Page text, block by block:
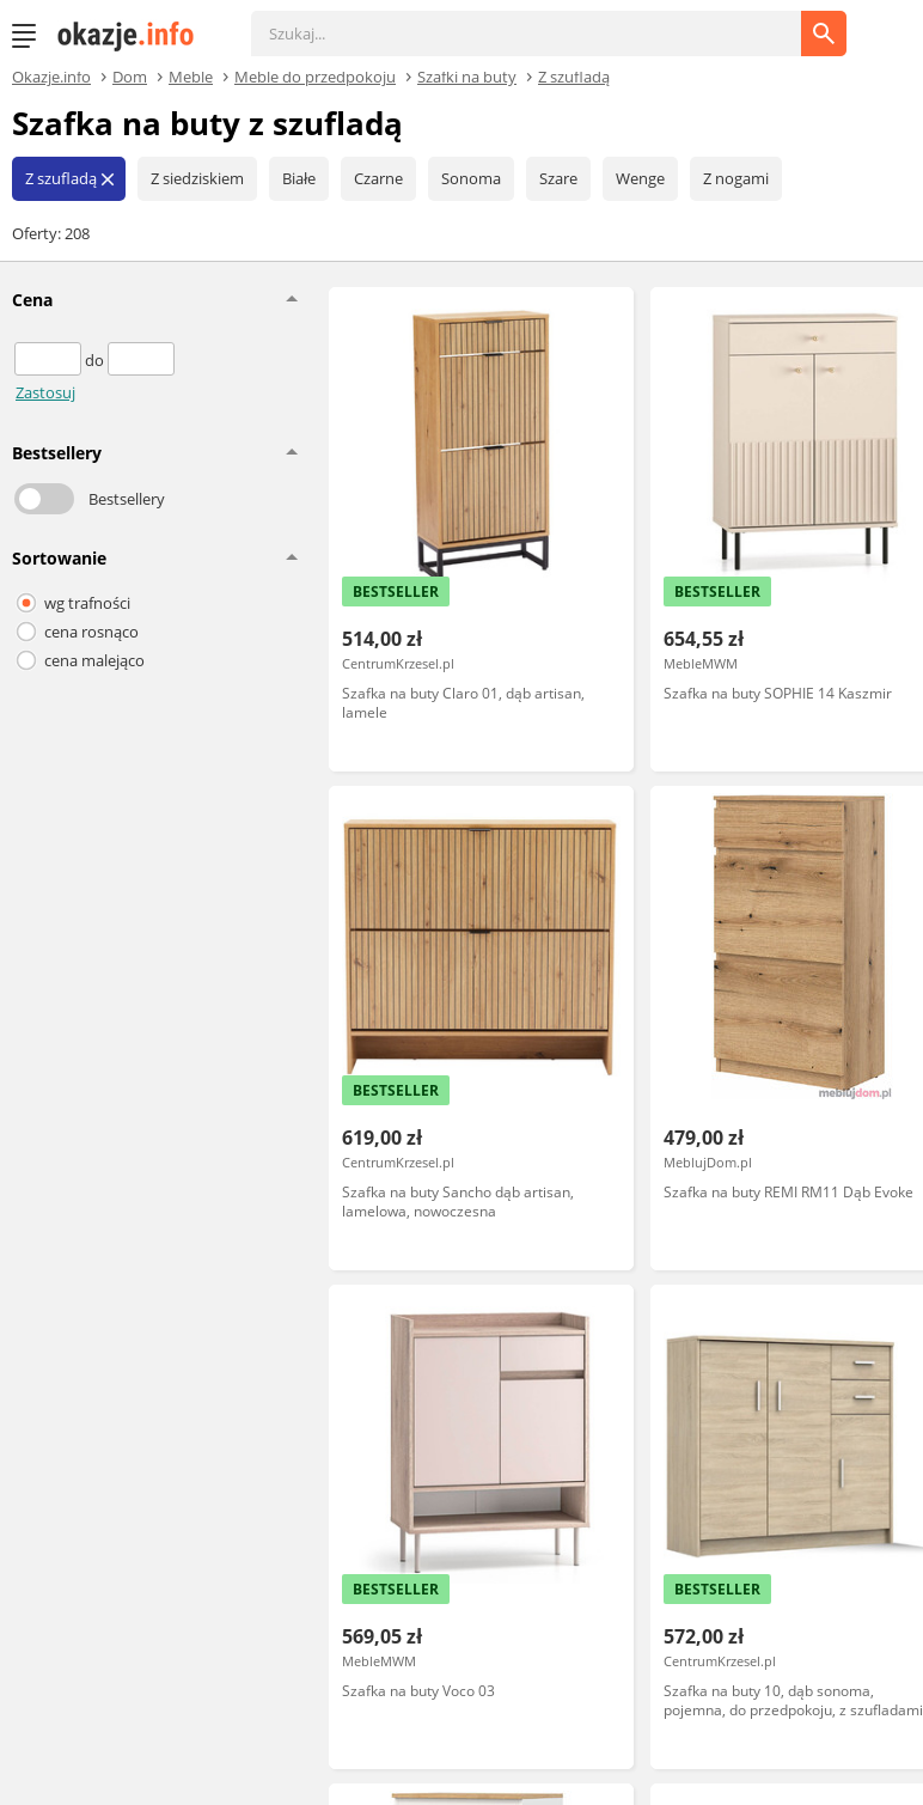
Okazje.info Dom Meble Meble do przedpokoju Szafki na buty Z szufladą
Szafka na buty z szufladą
Z szufladą close Z siedziskiem Białe Czarne Sonoma Szare Wenge Z nogami
Oferty: 208
Cena
do
Zastosuj
Bestsellery
Bestsellery
Sortowanie
wg trafności
cena rosnąco
cena malejąco
BESTSELLER
514,00 zł
CentrumKrzesel.pl
Szafka na buty Claro 01, dąb artisan,
lamele
BESTSELLER
654,55 zł
MebleMWM
Szafka na buty SOPHIE 14 Kaszmir
BESTSELLER
619,00 zł
CentrumKrzesel.pl
Szafka na buty Sancho dąb artisan,
lamelowa, nowoczesna
479,00 zł
MeblujDom.pl
Szafka na buty REMI RM11 Dąb Evoke
BESTSELLER
569,05 zł
MebleMWM
Szafka na buty Voco 03
BESTSELLER
572,00 zł
CentrumKrzesel.pl
Szafka na buty 10, dąb sonoma,
pojemna, do przedpokoju, z szufladami